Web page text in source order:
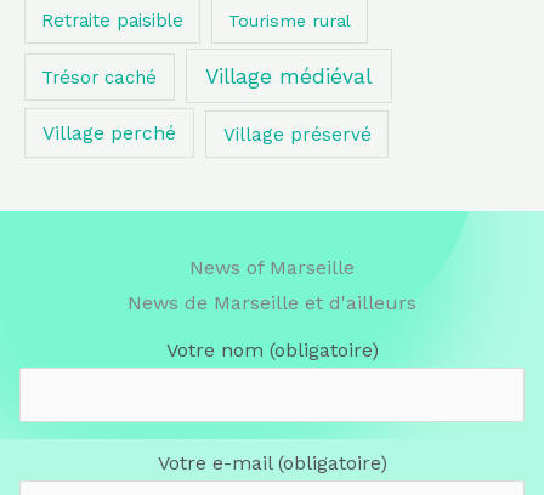
Retraite paisible Tourisme rural
Trésor caché Village médiéval
Village perché Village préservé
News of Marseille
News de Marseille et d'ailleurs
Votre nom (obligatoire)
Votre e-mail (obligatoire)